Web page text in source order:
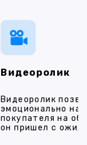
Видеоролик
Видеоролик
эмоционально
покупателя на
он пришел с